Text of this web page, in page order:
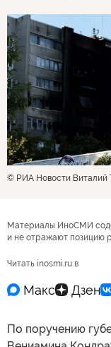
© РИА Новости Виталий
Материалы ИноСМИ
и не отражают позицию
Читать inosmi.ru в
По поручению